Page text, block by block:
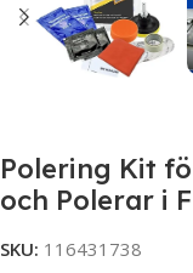
Polering Kit
och Polerar i
SKU: 116431738